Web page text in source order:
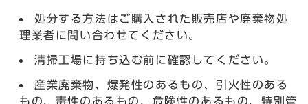
処分する方法はご購入された販売店や廃棄物処
理業者に問い合わせてください。
清掃工場に持ち込む前に確認してください。
産業廃棄物、爆発性のあるもの、引火性のある
もの、毒性のあるもの、危険性のあるもの、特別管